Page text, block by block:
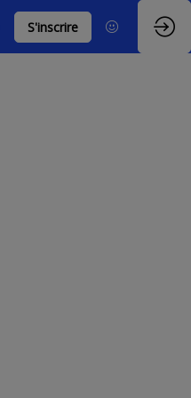
S'inscrire